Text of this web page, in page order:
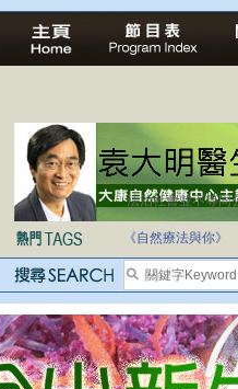
法治社會並不等同
《自然療法與你》